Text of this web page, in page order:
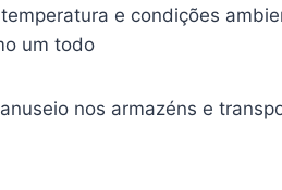
e condições
um todo
nos armazéns e